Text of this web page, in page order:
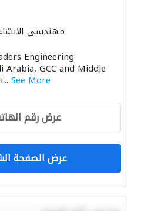
مهندسي
ادارة مشروع
مقاولون
التصميم
Engineering
Arabia, GCC and Middle
See More
عرض رقم
عرض الصفحة